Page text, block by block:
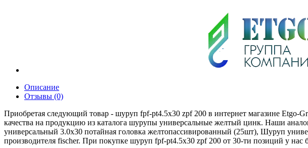
Описание
Отзывы (0)
Приобретая следующий товар - шуруп fpf-pt4.5х30 zpf 200 в интернет магазине Etgo-
качества на продукцию из каталога шурупы универсальные желтый цинк. Наши
универсальный 3.0х30 потайная головка желтопассивированный (25шт), Шуруп
производителя fischer. При покупке шуруп fpf-pt4.5х30 zpf 200 от 30-ти позиций у нас